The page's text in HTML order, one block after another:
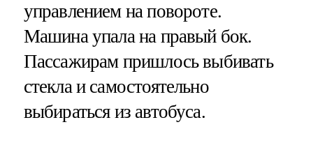
управлением на повороте.
Машина упала на правый бок.
Пассажирам пришлось выбивать
стекла и самостоятельно
выбираться из автобуса.